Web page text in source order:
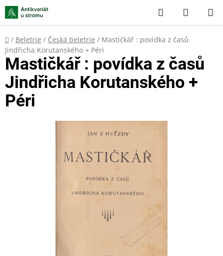
Přejít
na
obsah
Hledat
KOŠÍK
Domů
/ Beletrie / Česká beletrie / Mastičkář : povídka z časů
Jindřicha Korutanského + Péri
Mastičkář : povídka z časů
Jindřicha Korutanského +
Péri